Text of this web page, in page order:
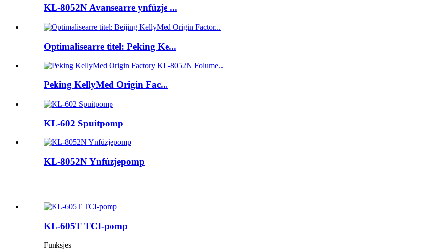
KL-8052N Avansearre ynfúzje ...
Optimalisearre titel: Peking Ke...
Peking KellyMed Origin Fac...
KL-602 Spuitpomp
KL-8052N Ynfúzjepomp
KL-605T TCI-pomp
Funksjes